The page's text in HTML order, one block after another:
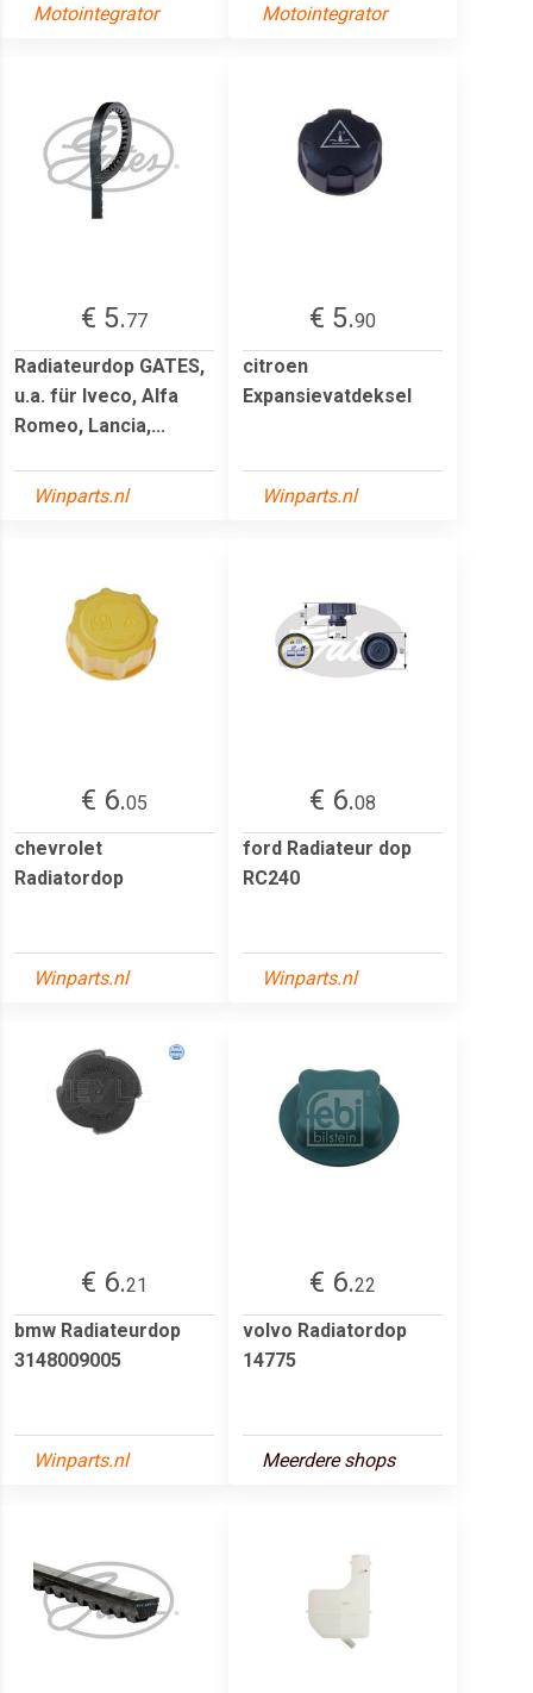
Motointegrator
Motointegrator
€ 5.77
Radiateurdop GATES,
u.a. für Iveco, Alfa
Romeo, Lancia,...
Winparts.nl
€ 5.90
citroen
Expansievatdeksel
Winparts.nl
€ 6.05
chevrolet
Radiatordop
Winparts.nl
€ 6.08
ford Radiateur dop
RC240
Winparts.nl
€ 6.21
bmw Radiateurdop
3148009005
Winparts.nl
€ 6.22
volvo Radiatordop
14775
Meerdere shops